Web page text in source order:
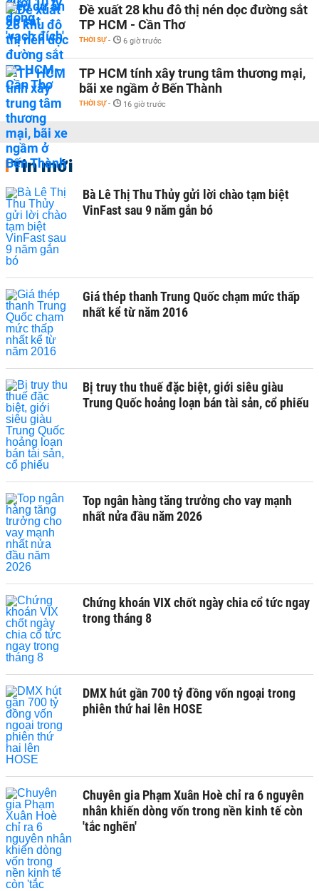
Đề xuất 28 khu đô thị nén dọc đường sắt
TP HCM - Cần Thơ
THỜI SỰ - 6 giờ trước
TP HCM tính xây trung tâm thương mại,
bãi xe ngầm ở Bến Thành
THỜI SỰ - 16 giờ trước
Tin mới
Bà Lê Thị Thu Thủy gửi lời chào tạm biệt
VinFast sau 9 năm gắn bó
Giá thép thanh Trung Quốc chạm mức thấp
nhất kể từ năm 2016
Bị truy thu thuế đặc biệt, giới siêu giàu
Trung Quốc hoảng loạn bán tài sản, cổ phiếu
Top ngân hàng tăng trưởng cho vay mạnh
nhất nửa đầu năm 2026
Chứng khoán VIX chốt ngày chia cổ tức ngay
trong tháng 8
DMX hút gần 700 tỷ đồng vốn ngoại trong
phiên thứ hai lên HOSE
Chuyên gia Phạm Xuân Hoè chỉ ra 6 nguyên
nhân khiến dòng vốn trong nền kinh tế còn
'tắc nghẽn'